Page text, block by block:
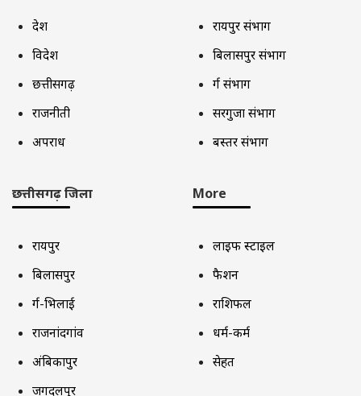
देश
विदेश
छत्तीसगढ़
राजनीती
अपराध
रायपुर संभाग
बिलासपुर संभाग
दुर्ग संभाग
सरगुजा संभाग
बस्तर संभाग
छत्तीसगढ़ जिला
रायपुर
बिलासपुर
दुर्ग-भिलाई
राजनांदगांव
अंबिकापुर
जगदलपुर
More
लाइफ स्टाइल
फैशन
राशिफल
धर्म-कर्म
सेहत